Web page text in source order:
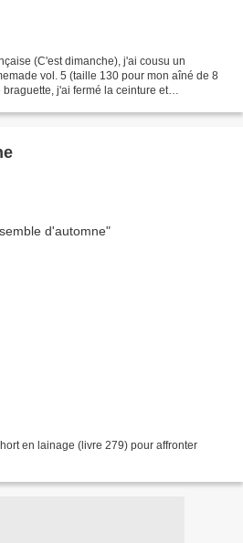
(C'est dimanche), j'ai cousu un
vol. 5 (taille 130 pour mon aîné de 8
j'ai fermé la ceinture et
en lainage (livre 279) pour affronter